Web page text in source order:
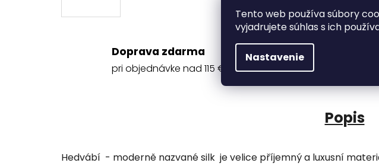
Tento web používa súbory
vyjadrujete súhlas s ich
Nastavenie
Doprava zdarma
pri objednávke nad 115 €
Popis
Hedvábí - moderně nazvané silk je velice příjemný a luxusní